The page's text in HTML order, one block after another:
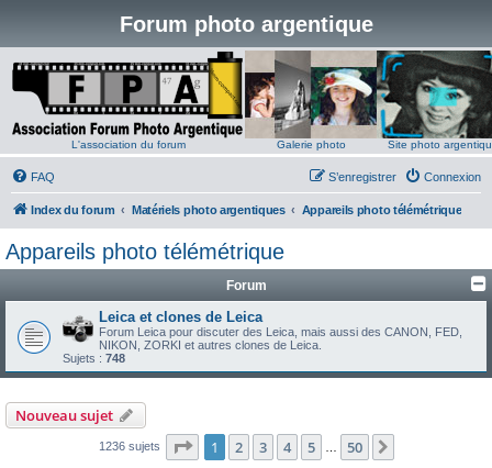
Forum photo argentique
L'association du forum Galerie photo Site photo
FAQ Connexion
S’enregistrer
Index du forum Matériels photo argentiques Appareils photo télémétrique
Appareils photo télémétrique
Forum
Leica et clones de Leica
Forum Leica pour discuter des Leica, mais aussi des CANON, FED,
NIKON, ZORKI et autres clones de Leica.
Sujets : 748
Nouveau sujet
1236 sujets Page 1sur50
1 2 3 4 5 50